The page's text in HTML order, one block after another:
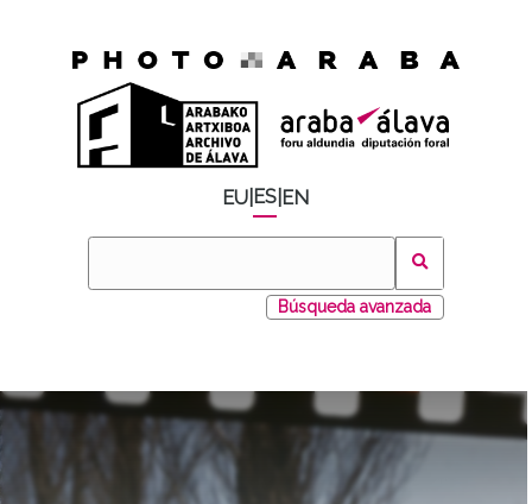
EU ES EN
Búsqueda avanzada